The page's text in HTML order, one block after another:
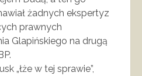
żadnych ekspertyz
prawnych
Glapińskiego na drugą
„łże w tej sprawie”,